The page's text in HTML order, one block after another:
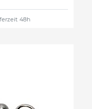
48h